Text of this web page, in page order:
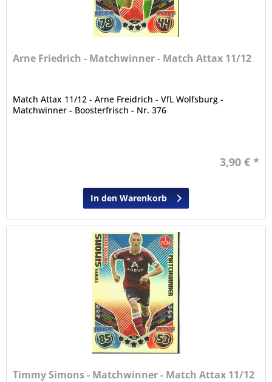
Arne Friedrich - Matchwinner - Match Attax 11/12
Match Attax 11/12 - Arne Freidrich - VfL Wolfsburg -
Matchwinner - Boosterfrisch - Nr. 376
3,90 € *
In den Warenkorb
Timmy Simons - Matchwinner - Match Attax 11/12